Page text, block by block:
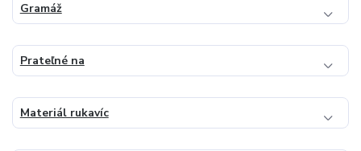
Gramáž
Prateľné na
Materiál rukavíc